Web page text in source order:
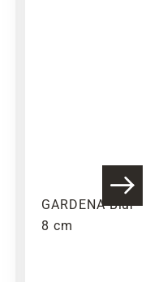
GARDENA
8 cm